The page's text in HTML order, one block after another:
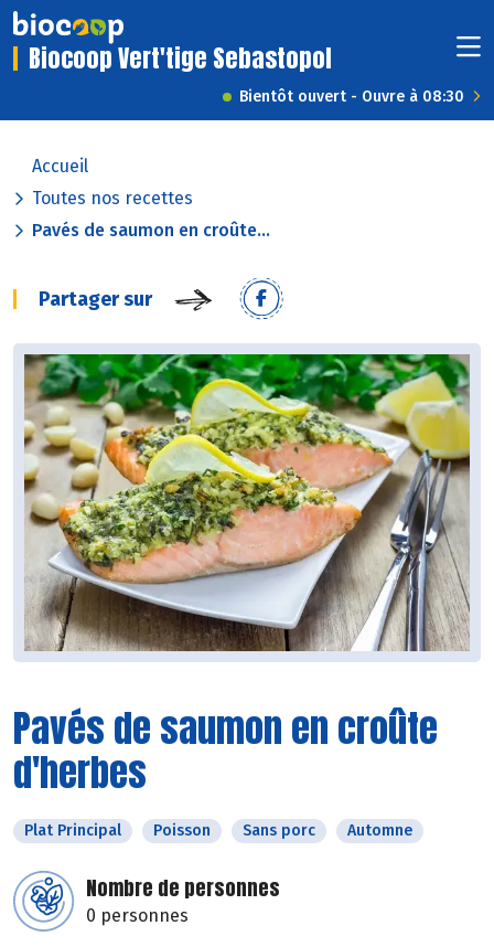
Biocoop Vert'tige Sebastopol
Bientôt ouvert - Ouvre à 08:30
Accueil
Toutes nos recettes
Pavés de saumon en croûte...
Partager sur
Pavés de saumon en croûte
d'herbes
Plat Principal Poisson Sans porc Automne
Nombre de personnes
0 personnes